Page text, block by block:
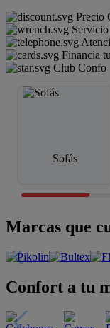
Precio
Financia
Club Confo
Sofás
Marcas que
Confort a tu